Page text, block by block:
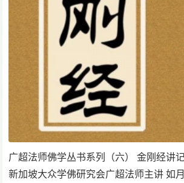
广超法师佛学丛书系列（六） 金刚经讲
新加坡大众学佛研究会广超法师主讲 如